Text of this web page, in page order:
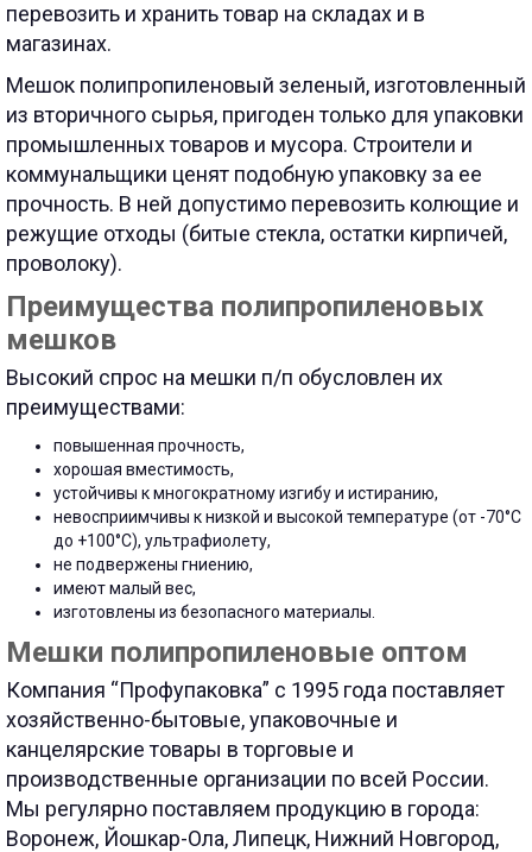
перевозить и хранить товар на складах и в
магазинах.
Мешок полипропиленовый зеленый, изготовленный
из вторичного сырья, пригоден только для упаковки
промышленных товаров и мусора. Строители и
коммунальщики ценят подобную упаковку за ее
прочность. В ней допустимо перевозить колющие и
режущие отходы (битые стекла, остатки кирпичей,
проволоку).
Преимущества полипропиленовых
мешков
Высокий спрос на мешки п/п обусловлен их
преимуществами:
повышенная прочность,
хорошая вместимость,
устойчивы к многократному изгибу и истиранию,
невосприимчивы к низкой и высокой температуре (от -70°С
до +100°С), ультрафиолету,
не подвержены гниению,
имеют малый вес,
изготовлены из безопасного материалы.
Мешки полипропиленовые оптом
Компания “Профупаковка” с 1995 года поставляет
хозяйственно-бытовые, упаковочные и
канцелярские товары в торговые и
производственные организации по всей России.
Мы регулярно поставляем продукцию в города:
Воронеж, Йошкар-Ола, Липецк, Нижний Новгород,